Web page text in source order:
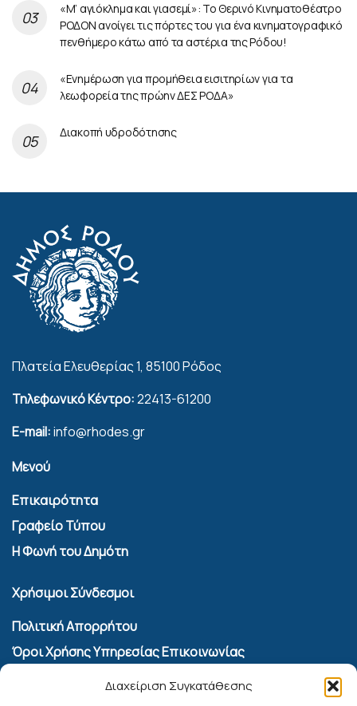
Διαχείριση Συγκατάθεσης
«Μ’ αγιόκλημα και γιασεμί»: Το Θερινό Κινηματοθέατρο
ΡΟΔΟΝ ανοίγει τις πόρτες του για ένα κινηματογραφικό
πενθήμερο κάτω από τα αστέρια της Ρόδου!
«Ενημέρωση για προμήθεια εισιτηρίων για τα
λεωφορεία της πρώην ΔΕΣ ΡΟΔΑ»
Διακοπή υδροδότησης
Πλατεία Ελευθερίας 1, 85100 Ρόδος
Τηλεφωνικό Κέντρο:22413-61200
E-mail:info@rhodes.gr
Μενού
Επικαιρότητα
Γραφείο Τύπου
Η Φωνή του Δημότη
Χρήσιμοι Σύνδεσμοι
Πολιτική Απορρήτου
Όροι Χρήσης Υπηρεσίας Επικοινωνίας
Πολιτική Cookies (ΕΕ)